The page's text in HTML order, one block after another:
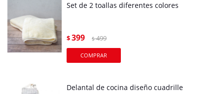
Set de 2 toallas diferentes colores
$399 $ 499
Delantal de cocina diseño cuadrille